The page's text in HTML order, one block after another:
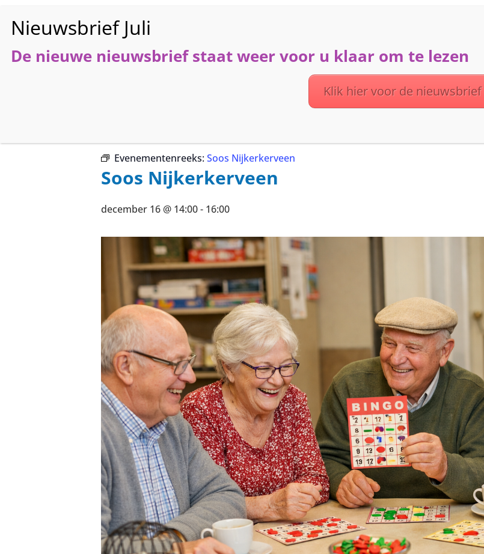
HOME ACTIVITEITEN DIENSTEN
Evenementenreeks:Soos Nijkerkerveen
Soos Nijkerkerveen
december 16 @ 14:00- 16:00
De nieuwe nieuwsbrief staat weer voor u klaar om te lezen
Klik hier voor de nieuwsbrief